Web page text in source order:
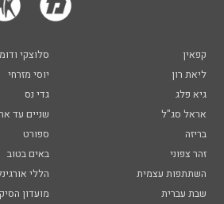
קפאין
סלוצקי
ליאת רון
יוסי מזרחי
גיא פלג
גדי נס
אראל סג"ל
שניים עד
בריזה
ספורט
זהר צפוני
באים בטוב
השתתפות עצמית
הללי
שבת עברית
מועדון